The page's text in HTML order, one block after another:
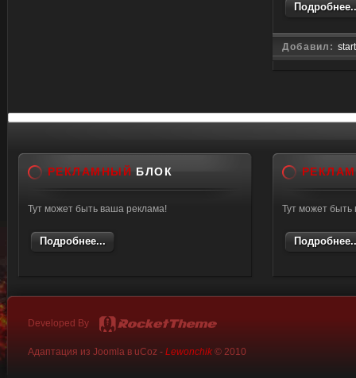
Добавил:
РЕКЛАМНЫЙ БЛОК
Тут может быть ваша реклама!
Подробнее...
Тут может
Developed By
Адаптация из Joomla в uCoz - Lewonchik© 2010